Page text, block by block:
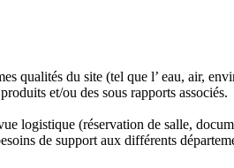
qualités du site (tel que l’ eau, air,
et/ou des sous rapports associés.
logistique (réservation de salle,
de support aux différents